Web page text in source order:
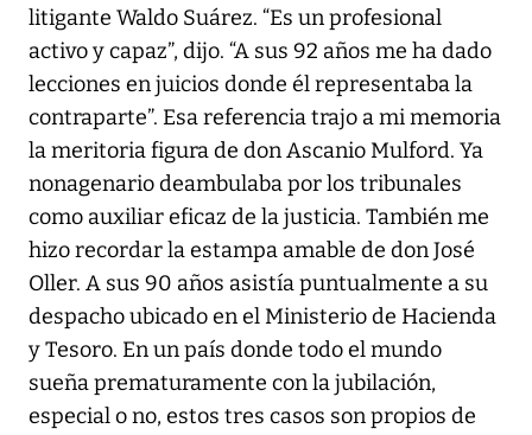
litigante Waldo Suárez. “Es un profesional
activo y capaz”, dijo. “A sus 92 años me ha dado
lecciones en juicios donde él representaba la
contraparte”. Esa referencia trajo a mi memoria
la meritoria figura de don Ascanio Mulford. Ya
nonagenario deambulaba por los tribunales
como auxiliar eficaz de la justicia. También me
hizo recordar la estampa amable de don José
Oller. A sus 90 años asistía puntualmente a su
despacho ubicado en el Ministerio de Hacienda
y Tesoro. En un país donde todo el mundo
sueña prematuramente con la jubilación,
especial o no, estos tres casos son propios de